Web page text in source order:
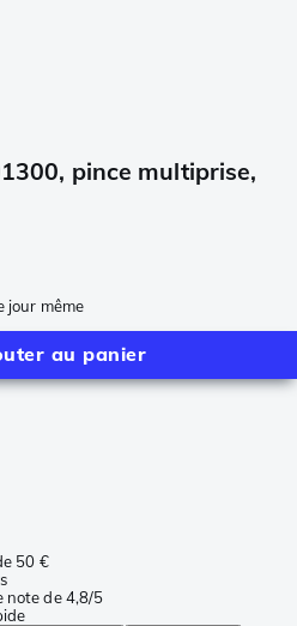
pince multiprise,
jour même
au panier
50 €
note de 4,8/5